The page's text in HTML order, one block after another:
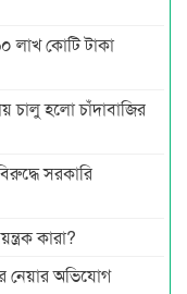
লাখ কোটি টাকা
চালু হলো চাঁদাবাজির
সরকারি
কারা?
নেয়ার অভিযোগ